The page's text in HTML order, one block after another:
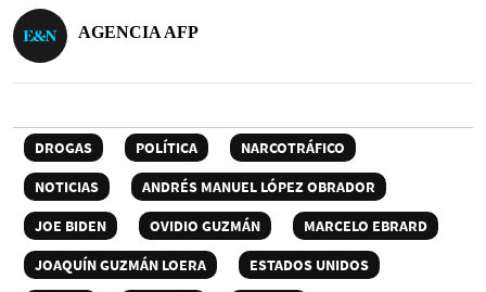
AGENCIA AFP
DROGAS POLÍTICA
NARCOTRÁFICO
NOTICIAS
ANDRÉS MANUEL LÓPEZ OBRADOR
JOE BIDEN
OVIDIO GUZMÁN
MARCELO EBRARD
JOAQUÍN GUZMÁN LOERA
ESTADOS UNIDOS